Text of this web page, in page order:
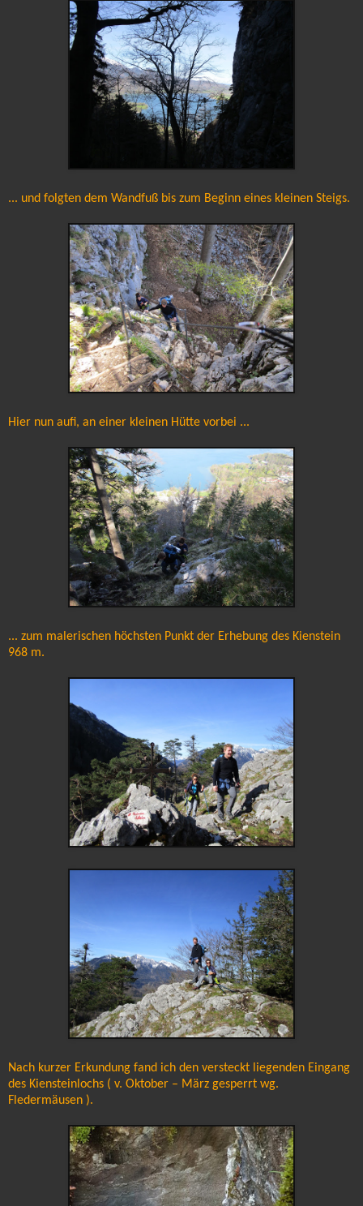
... und folgten dem Wandfuß bis zum Beginn eines kleinen Steigs.
Hier nun aufi, an einer kleinen Hütte vorbei ...
... zum malerischen höchsten Punkt der Erhebung des Kienstein
968 m.
Nach kurzer Erkundung fand ich den versteckt liegenden Eingang
des Kiensteinlochs ( v. Oktober – März gesperrt wg.
Fledermäusen ).